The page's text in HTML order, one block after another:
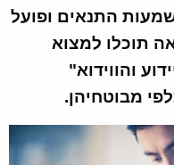
התנאים ופועל
תוכלו למצוא
והווידוא"
מבוטחיהן.